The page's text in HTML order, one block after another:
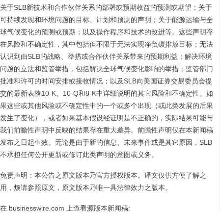
关于SLB新技术和合作伙伴关系的部署或预期收益的预测或期望；关于
可持续发现和环境问题的目标、计划和预测的声明；关于能源运输与全
球气候变化的预测或预期；以及操作程序和技术的改进等。这些声明存
在风险和不确定性，其中包括但不限于无法实现净负碳排放目标；无法
认识到由SLB的战略、举措或合作伙伴关系带来的预期利益；解决环境
问题的立法和监管举措，包括解决全球气候变化影响的举措；监管部门
批准和许可的时间安排或接收情况；以及SLB向美国证券交易委员会提
交的最新表格10-K、10-Q和8-K中详细说明的其它风险和不确定性。如
果这些或其他风险或不确定性中的一个或多个出现（或此类发展的后果
发生了变化），或者如果基本假设经证明是不正确的，实际结果可能与
我们前瞻性声明中反映的结果存在重大差异。前瞻性声明仅在本新闻稿
发布之日起生效。无论是由于新的信息、未来事件或是其它原因，SLB
不承担任何公开更新或修订此类声明的意图或义务。
免责声明：本公告之原文版本乃官方授权版本。译文仅供方便了解之
用，烦请参照原文，原文版本乃唯一具法律效力之版本。
在 businesswire.com 上查看源版本新闻稿: